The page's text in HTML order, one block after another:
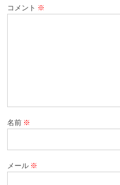
コメント ※
名前 ※
メール ※